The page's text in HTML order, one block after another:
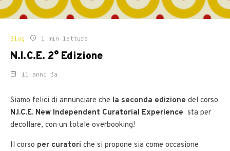
Blog 1 min lettura
N.I.C.E. 2° Edizione
11 anni fa
Siamo felici di annunciare che la seconda edizione del corso
N.I.C.E. New Independent Curatorial Experience sta per
decollare, con un totale overbooking!
Il corso per curatori che si propone sia come occasione